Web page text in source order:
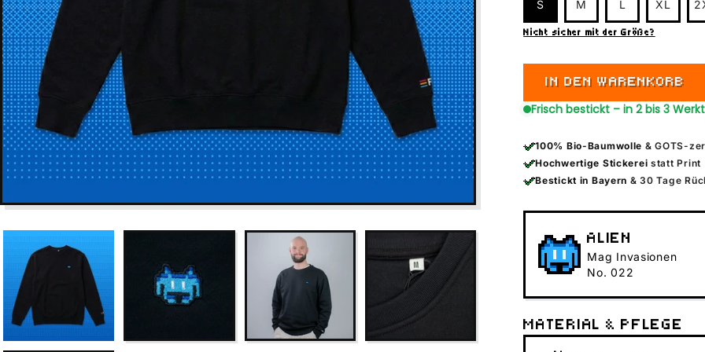
S M L XL
Nicht sicher mit der Größe?
IN DEN WARENKORB
Frisch bestickt – in 2 bis 3
100% Bio-Baumwolle & GOTS-
Hochwertige Stickerei statt Print
Bestickt in Bayern & 30 Tage
ALIEN
Mag Invasionen
No. 022
Der Pixel-Alien landet
Dieser außerirdische
MATERIAL & PFLEGE